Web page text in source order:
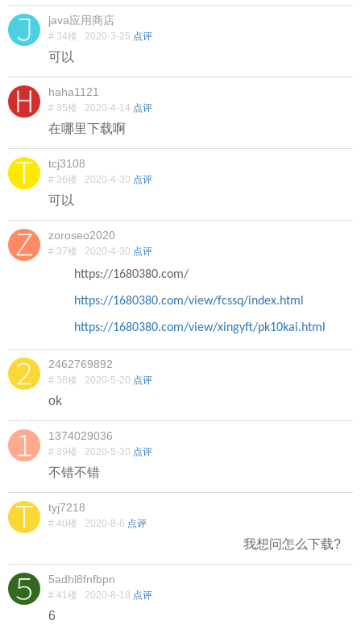
java应用商店
# 34楼 2020-3-25 点评
可以
haha1121
# 35楼 2020-4-14 点评
在哪里下载啊
tcj3108
# 36楼 2020-4-30 点评
可以
zoroseo2020
# 37楼 2020-4-30 点评
https://1680380.com/
https://1680380.com/view/fcssq/index.html
https://1680380.com/view/xingyft/pk10kai.html
2462769892
# 38楼 2020-5-20 点评
ok
1374029036
# 39楼 2020-5-30 点评
不错不错
tyj7218
# 40楼 2020-8-6 点评
我想问怎么下载?
5adhl8fnfbpn
# 41楼 2020-8-18 点评
6